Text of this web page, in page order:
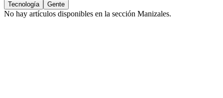
Tecnología
Gente
No hay artículos disponibles en la sección Manizales.